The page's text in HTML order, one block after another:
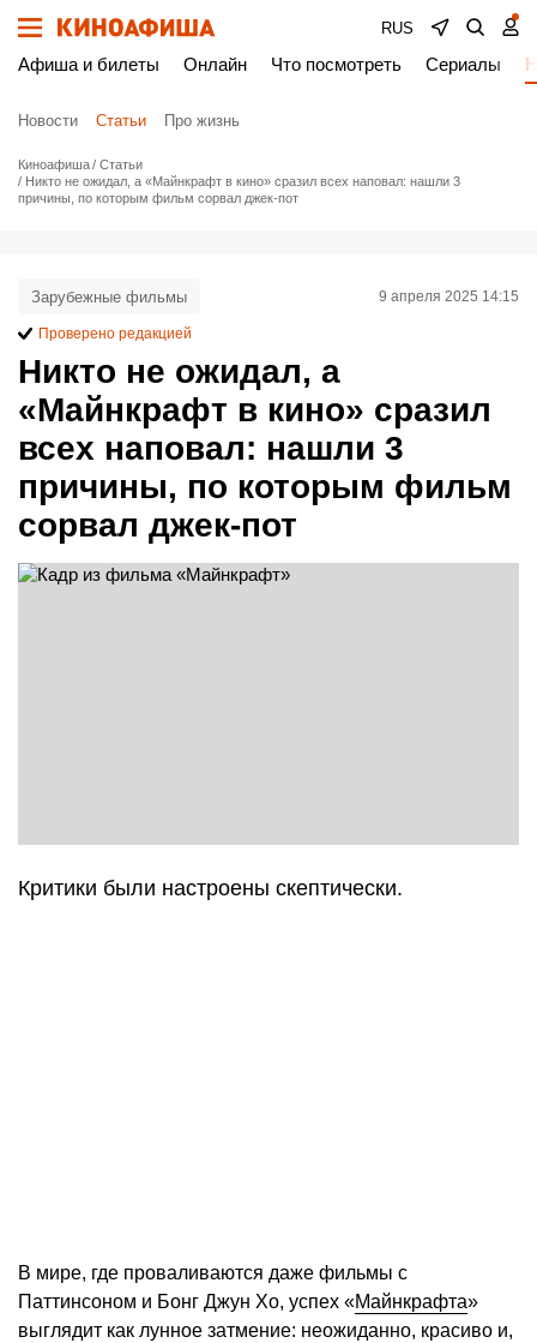
RUS
Афиша и билеты Онлайн Что посмотреть Сериалы
Новости Статьи Про жизнь
Киноафиша
Статьи
Никто не ожидал, а «Майнкрафт в кино» сразил всех наповал: нашли 3
причины, по которым фильм сорвал джек-пот
Никто не ожидал, а
«Майнкрафт в кино» сразил
всех наповал: нашли 3
причины, по которым фильм
сорвал джек-пот
Зарубежные фильмы 9 апреля 2025 14:15
Проверено редакцией
Критики были настроены скептически.
В мире, где проваливаются даже фильмы с
Паттинсоном и Бонг Джун Хо, успех «Майнкрафта»
выглядит как лунное затмение: неожиданно, красиво и,